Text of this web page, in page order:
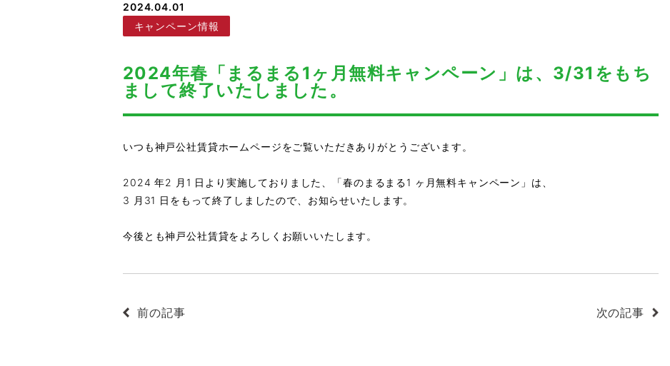
2024.04.01
キャンペーン情報
2024年春「まるまる1ヶ月無料キャンペーン」は、3/31をもち
まして終了いたしました。
いつも神戸公社賃貸ホームページをご覧いただきありがとうございます。
2024 年2 月1 日より実施しておりました、「春のまるまる1 ヶ月無料キャンペーン」は、
3 月31 日をもって終了しましたので、お知らせいたします。
今後とも神戸公社賃貸をよろしくお願いいたします。
前の記事 次の記事